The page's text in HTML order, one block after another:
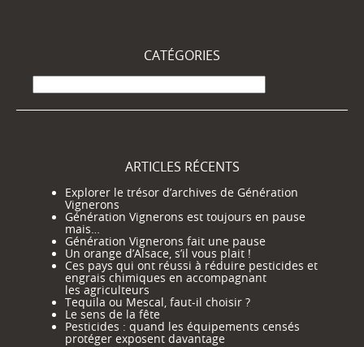
CATÉGORIES
Catégories
ARTICLES RÉCENTS
Explorer le trésor d’archives de Génération
Vignerons
Génération Vignerons est toujours en pause
mais…
Génération Vignerons fait une pause
Un orange d’Alsace, s’il vous plait !
Ces pays qui ont réussi à réduire pesticides et
engrais chimiques en accompagnant
les agriculteurs
Tequila ou Mescal, faut-il choisir ?
Le sens de la fête
Pesticides : quand les équipements censés
protéger exposent davantage